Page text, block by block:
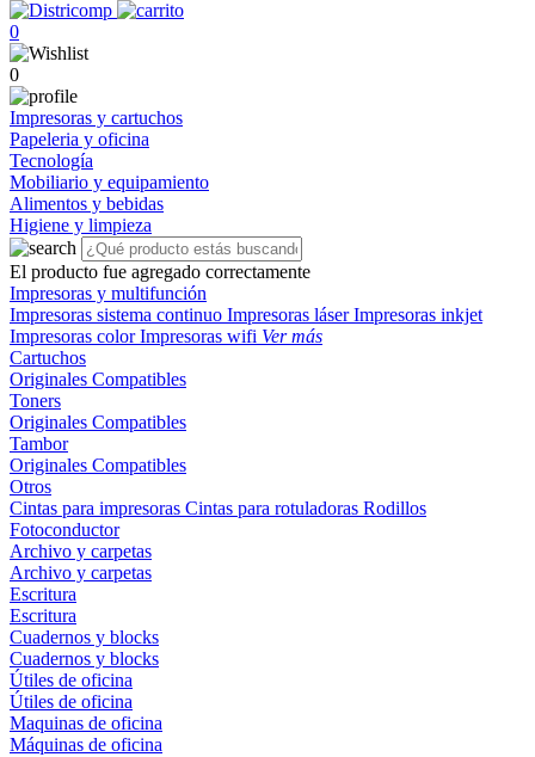
0
0
Impresoras y cartuchos
Papeleria y oficina
Tecnología
Mobiliario y equipamiento
Alimentos y bebidas
Higiene y limpieza
El producto fue agregado correctamente
Impresoras y multifunción
Impresoras sistema continuo Impresoras láserImpresoras inkjet
Impresoras colorImpresoras wifi Ver más
Cartuchos
Originales Compatibles
Toners
Originales Compatibles
Tambor
Originales Compatibles
Otros
Cintas para impresoras Cintas para rotuladoras Rodillos
Fotoconductor
Archivo y carpetas
Archivo y carpetas
Escritura
Escritura
Cuadernos y blocks
Cuadernos y blocks
Útiles de oficina
Útiles de oficina
Maquinas de oficina
Máquinas de oficina